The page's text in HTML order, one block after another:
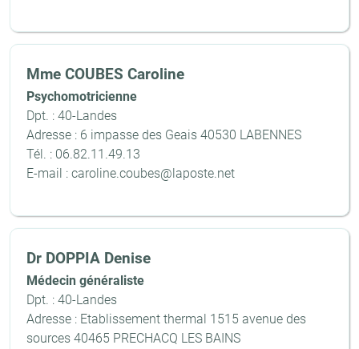
Mme COUBES Caroline
Psychomotricienne
Dpt. : 40-Landes
Adresse : 6 impasse des Geais 40530 LABENNES
Tél. : 06.82.11.49.13
E-mail : caroline.coubes@laposte.net
Dr DOPPIA Denise
Médecin généraliste
Dpt. : 40-Landes
Adresse : Etablissement thermal 1515 avenue des
sources 40465 PRECHACQ LES BAINS